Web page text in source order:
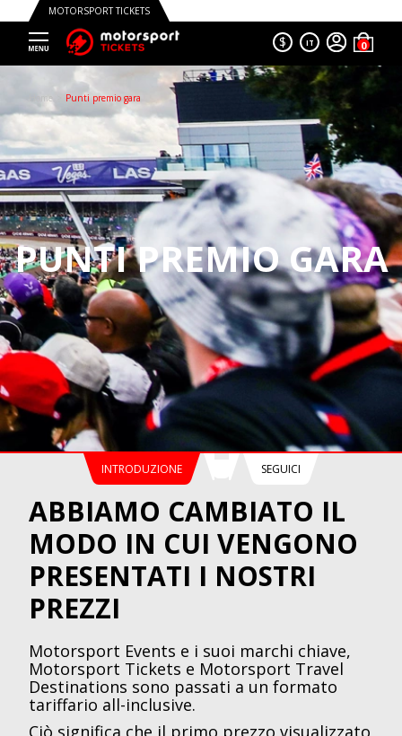
MOTORSPORT TICKETS
$ IT
Trustpilot
Home Punti premio gara
PUNTI PREMIO GARA
INTRODUZIONE SEGUICI
ABBIAMO CAMBIATO IL
MODO IN CUI VENGONO
PRESENTATI I NOSTRI
PREZZI
Motorsport Events e i suoi marchi chiave,
Motorsport Tickets e Motorsport Travel
Destinations sono passati a un formato
tariffario all-inclusive.
Ciò significa che il primo prezzo visualizzato